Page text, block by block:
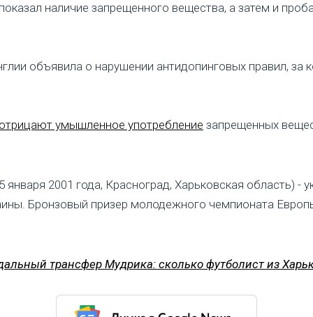
наличие запрещенного вещества, а затем и
объявила о нарушении антидопинговых правил, за
отрицают умышленное употребление запрещенных
2001 года, Красноград, Харьковская область) -
Бронзовый призер молодежного чемпионата
трансфер Мудрика: сколько футболист из